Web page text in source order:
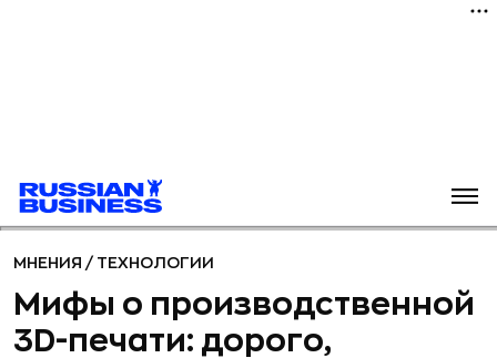
МНЕНИЯ / ТЕХНОЛОГИИ
Мифы о производственной
3D-печати: дорого,